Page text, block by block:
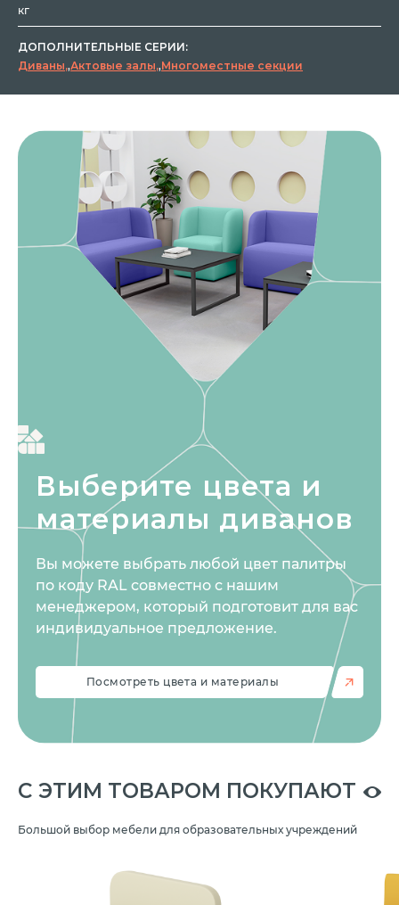
кг
ДОПОЛНИТЕЛЬНЫЕ СЕРИИ:
Диваны ,Актовые залы ,Многоместные секции
Выберите цвета и
материалы диванов
Вы можете выбрать любой цвет палитры
по коду RAL совместно с нашим
менеджером, который подготовит для вас
индивидуальное предложение.
Посмотреть цвета и материалы
C ЭТИМ ТОВАРОМ ПОКУПАЮТ
Большой выбор мебели для образовательных учреждений